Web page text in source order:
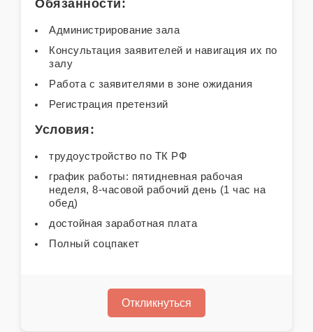
Обязанности:
Администрирование зала
Консультация заявителей и навигация их по
залу
Работа с заявителями в зоне ожидания
Регистрация претензий
Условия:
трудоустройство по ТК РФ
график работы: пятидневная рабочая
неделя, 8-часовой рабочий день (1 час на
обед)
достойная заработная плата
Полный соцпакет
Откликнуться